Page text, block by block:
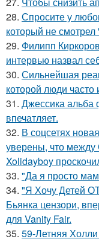
28. Спросите у
который не
29. Филипп
интервью назвал
30. Сильнейшая
которой люди часто
31. Джессика
впечатляет.
32. В соцсетях
уверены, что
Xolidayboy
33. "Да я просто
34. "Я Хочу Детей
Бьянка цензори,
для Vanity Fair.
35. 59-Летняя